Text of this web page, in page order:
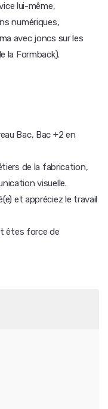
lui-même,
numériques,
avec joncs sur les
la Formback).
Bac, Bac +2 en
de la fabrication,
visuelle.
et appréciez le travail
êtes force de